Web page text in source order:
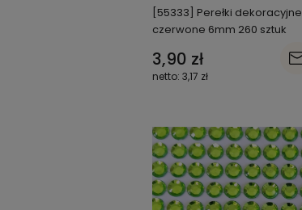
[55333] Perełki dekoracyjne
czerwone 6mm 260 sztuk
3,90 zł
3,17 zł